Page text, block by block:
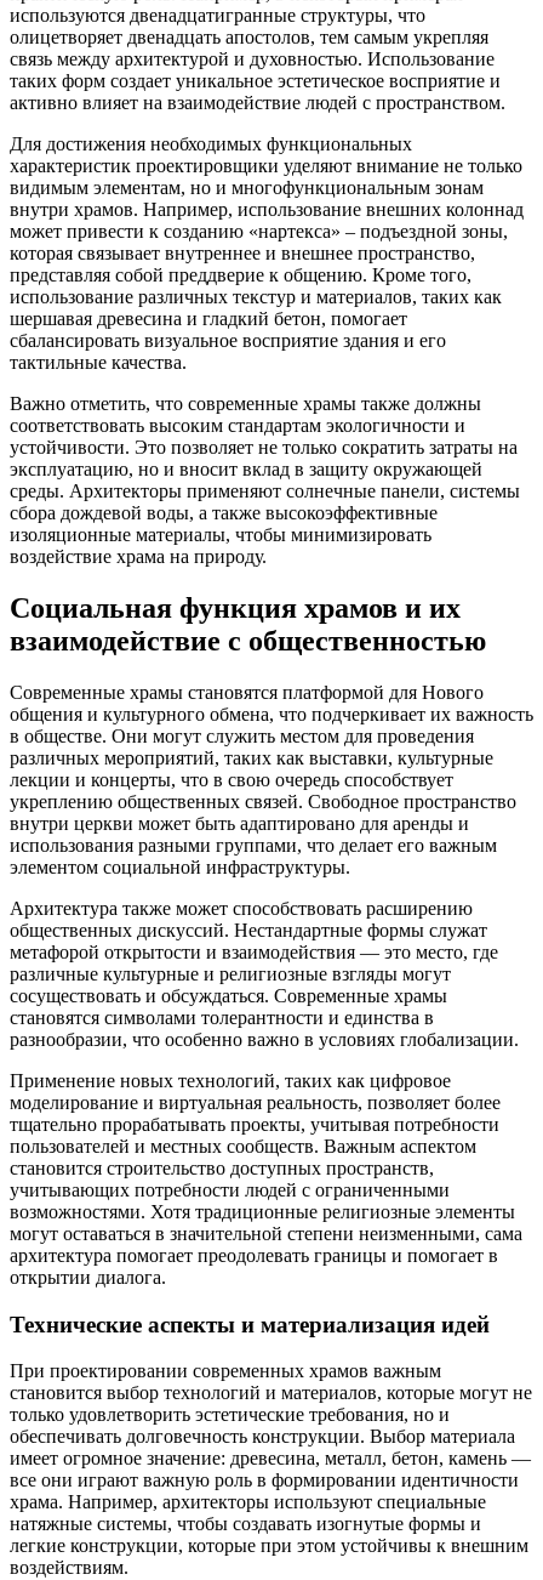
используются двенадцатигранные структуры, что
олицетворяет двенадцать апостолов, тем самым укрепляя
связь между архитектурой и духовностью. Использование
таких форм создает уникальное эстетическое восприятие и
активно влияет на взаимодействие людей с пространством.
Для достижения необходимых функциональных
характеристик проектировщики уделяют внимание не только
видимым элементам, но и многофункциональным зонам
внутри храмов. Например, использование внешних колоннад
может привести к созданию «нартекса» – подъездной зоны,
которая связывает внутреннее и внешнее пространство,
представляя собой преддверие к общению. Кроме того,
использование различных текстур и материалов, таких как
шершавая древесина и гладкий бетон, помогает
сбалансировать визуальное восприятие здания и его
тактильные качества.
Важно отметить, что современные храмы также должны
соответствовать высоким стандартам экологичности и
устойчивости. Это позволяет не только сократить затраты на
эксплуатацию, но и вносит вклад в защиту окружающей
среды. Архитекторы применяют солнечные панели, системы
сбора дождевой воды, а также высокоэффективные
изоляционные материалы, чтобы минимизировать
воздействие храма на природу.
Социальная функция храмов и их
взаимодействие с общественностью
Современные храмы становятся платформой для Нового
общения и культурного обмена, что подчеркивает их важность
в обществе. Они могут служить местом для проведения
различных мероприятий, таких как выставки, культурные
лекции и концерты, что в свою очередь способствует
укреплению общественных связей. Свободное пространство
внутри церкви может быть адаптировано для аренды и
использования разными группами, что делает его важным
элементом социальной инфраструктуры.
Архитектура также может способствовать расширению
общественных дискуссий. Нестандартные формы служат
метафорой открытости и взаимодействия — это место, где
различные культурные и религиозные взгляды могут
сосуществовать и обсуждаться. Современные храмы
становятся символами толерантности и единства в
разнообразии, что особенно важно в условиях глобализации.
Применение новых технологий, таких как цифровое
моделирование и виртуальная реальность, позволяет более
тщательно прорабатывать проекты, учитывая потребности
пользователей и местных сообществ. Важным аспектом
становится строительство доступных пространств,
учитывающих потребности людей с ограниченными
возможностями. Хотя традиционные религиозные элементы
могут оставаться в значительной степени неизменными, сама
архитектура помогает преодолевать границы и помогает в
открытии диалога.
Технические аспекты и материализация идей
При проектировании современных храмов важным
становится выбор технологий и материалов, которые могут не
только удовлетворить эстетические требования, но и
обеспечивать долговечность конструкции. Выбор материала
имеет огромное значение: древесина, металл, бетон, камень —
все они играют важную роль в формировании идентичности
храма. Например, архитекторы используют специальные
натяжные системы, чтобы создавать изогнутые формы и
легкие конструкции, которые при этом устойчивы к внешним
воздействиям.